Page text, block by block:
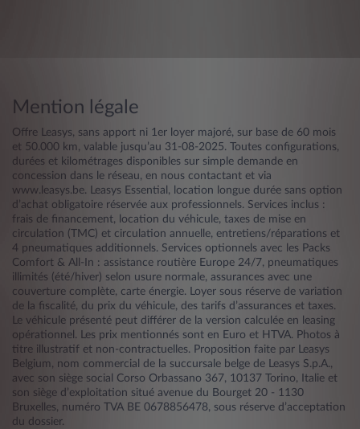
Mention légale
Offre Leasys, sans apport ni 1er loyer majoré, sur base de 60 mois
et 50.000 km, valable jusqu’au 31-08-2025. Toutes configurations,
durées et kilométrages disponibles sur simple demande en
concession dans le réseau, en nous contactant et via
www.leasys.be. Leasys Essential, location longue durée sans option
d’achat obligatoire réservée aux professionnels. Services inclus :
frais de financement, location du véhicule, taxes de mise en
circulation (TMC) et circulation annuelle, entretiens/réparations et
4 pneumatiques additionnels. Services optionnels avec les Packs
Comfort & All-In : assistance routière Europe 24/7, pneumatiques
illimités (été/hiver) selon usure normale, assurances avec une
couverture complète, carte énergie. Loyer sous réserve de variation
de la fiscalité, du prix du véhicule, des tarifs d’assurances et taxes.
Le véhicule présenté peut différer de la version calculée en leasing
opérationnel. Les prix mentionnés sont en Euro et HTVA. Photos à
titre illustratif et non-contractuelles. Proposition faite par Leasys
Belgium, nom commercial de la succursale belge de Leasys S.p.A.,
avec son siège social Corso Orbassano 367, 10137 Torino, Italie et
son siège d’exploitation situé avenue du Bourget 20 - 1130
Bruxelles, numéro TVA BE 0678856478, sous réserve d’acceptation
du dossier.